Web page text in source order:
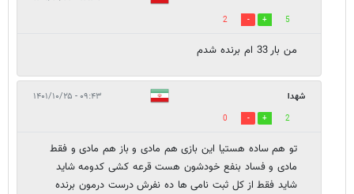
5
2
من بار 33 ام برنده شدم
شهدا ۰۹:۴۳ - ۱۴۰۱/۱۰/۲۵
2
0
تو هم ساده هستیا این بازی هم مادی و باز هم مادی و فقط
مادی و فساد بنفع خودشون هست قرعه کشی کدومه شاید
شاید فقط از کل ثبت نامی ها ده نفرش درست درمون برنده